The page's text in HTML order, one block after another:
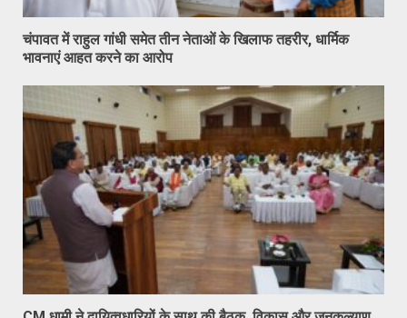
चंपावत में राहुल गांधी समेत तीन नेताओं के खिलाफ तहरीर, धार्मिक
भावनाएं आहत करने का आरोप